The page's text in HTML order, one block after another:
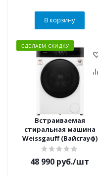
В корзину
СДЕЛАЕМ СКИДКУ
Встраиваемая
стиральная машина
Weissgauff (Вайсгауф)
WMD 49411 DC Inverter
48 990 руб./шт